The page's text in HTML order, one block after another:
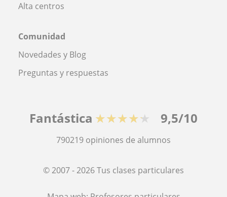
Alta centros
Comunidad
Novedades y Blog
Preguntas y respuestas
Fantástica ★★★★★ 9,5/10
790219 opiniones de alumnos
© 2007 - 2026 Tus clases particulares